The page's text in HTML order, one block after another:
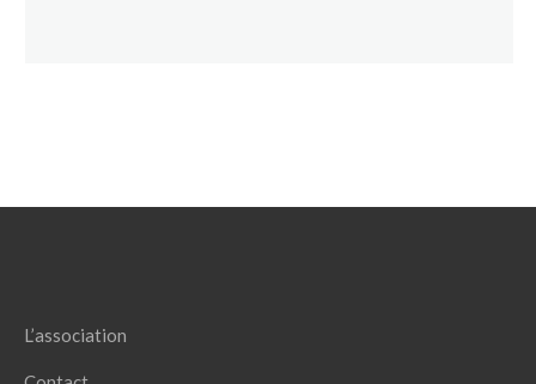
L’association